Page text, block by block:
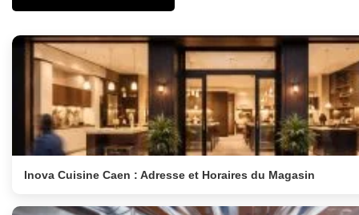
Inova Cuisine Caen : Adresse et Horaires du Magasin